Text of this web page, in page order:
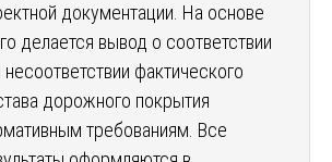
документации. На основе
делается вывод о соответствии
несоответствии фактического
дорожного покрытия
требованиям. Все